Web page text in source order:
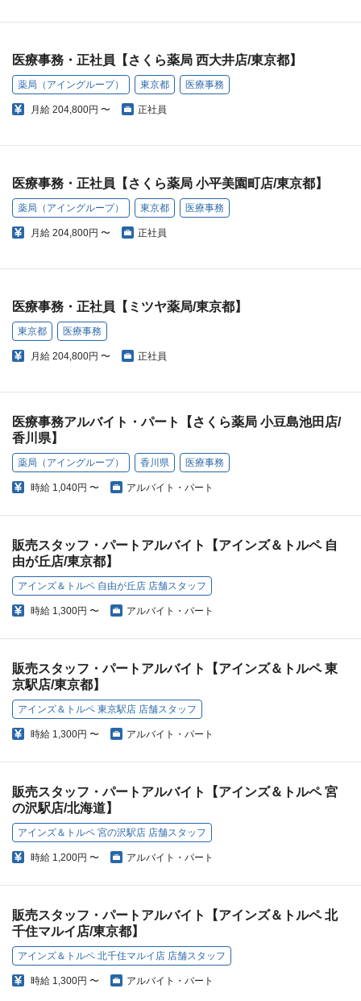
医療事務・正社員【さくら薬局 西大井店/東京都】
薬局（アイングループ） 東京都 医療事務
月給 204,800円 〜 正社員
医療事務・正社員【さくら薬局 小平美園町店/東京都】
薬局（アイングループ） 東京都 医療事務
月給 204,800円 〜 正社員
医療事務・正社員【ミツヤ薬局/東京都】
東京都 医療事務
月給 204,800円 〜 正社員
医療事務アルバイト・パート【さくら薬局 小豆島池田店/
香川県】
薬局（アイングループ） 香川県 医療事務
時給 1,040円 〜 アルバイト・パート
販売スタッフ・パートアルバイト【アインズ＆トルペ 自
由が丘店/東京都】
アインズ＆トルペ 自由が丘店 店舗スタッフ
時給 1,300円 〜 アルバイト・パート
販売スタッフ・パートアルバイト【アインズ＆トルペ 東
京駅店/東京都】
アインズ＆トルペ 東京駅店 店舗スタッフ
時給 1,300円 〜 アルバイト・パート
販売スタッフ・パートアルバイト【アインズ＆トルペ 宮
の沢駅店/北海道】
アインズ＆トルペ 宮の沢駅店 店舗スタッフ
時給 1,200円 〜 アルバイト・パート
販売スタッフ・パートアルバイト【アインズ＆トルペ 北
千住マルイ店/東京都】
アインズ＆トルペ 北千住マルイ店 店舗スタッフ
時給 1,300円 〜 アルバイト・パート